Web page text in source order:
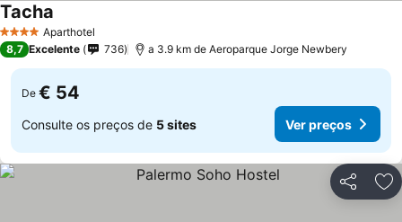
4 EstrelasAparthotel
Tacha
8,7 Excelente 736 a 3.9 km de Aeroparque Jorge Newbery
De € 54
Consulte os preços de 5 sites Ver preços
Partilhar